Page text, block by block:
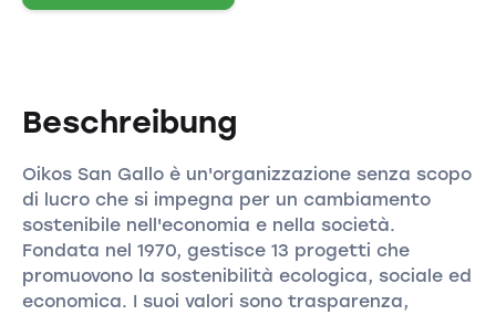
Beschreibung
Oikos San Gallo è un'organizzazione senza scopo
di lucro che si impegna per un cambiamento
sostenibile nell'economia e nella società.
Fondata nel 1970, gestisce 13 progetti che
promuovono la sostenibilità ecologica, sociale ed
economica. I suoi valori sono trasparenza,